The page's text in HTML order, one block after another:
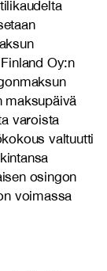
Oy:n
maksupäivä
varoista
valtuutti
osingon
voimassa